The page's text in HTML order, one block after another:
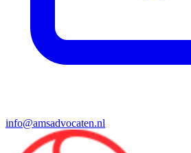
info@amsadvocaten.nl